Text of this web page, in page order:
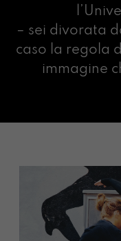
– sei divorata
caso la regola
immagine